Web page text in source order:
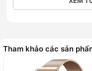
Thiết kế bóng bẩy, dây
khá trịnh trọng bên
trong năm nay. Ngoài
cải tiến và tính năng
Tham khảo các sản